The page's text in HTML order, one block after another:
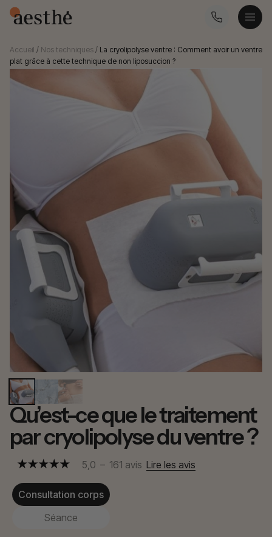
Accueil / Nos techniques / La cryolipolyse ventre : Comment avoir un ventre
plat grâce à cette technique de non liposuccion ?
Qu’est-ce que le traitement
par cryolipolyse du ventre ?
5,0 – 161 avis Lire les avis
Consultation corps
Séance